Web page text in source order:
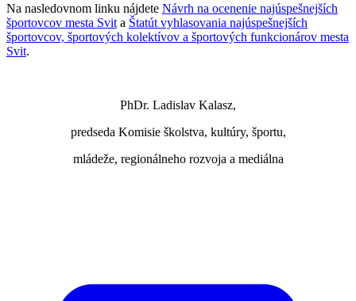
Na nasledovnom linku nájdete Návrh na ocenenie najúspešnejších
športovcov mesta Svit a Štatút vyhlasovania najúspešnejších
športovcov, športových kolektívov a športových funkcionárov mesta
Svit.
PhDr. Ladislav Kalasz,
predseda Komisie školstva, kultúry, športu,
mládeže, regionálneho rozvoja a mediálna